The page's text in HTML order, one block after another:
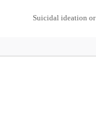
Suicidal ideation